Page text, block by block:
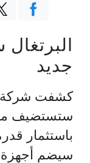
جديد
ستستضيف
سيضم أجهزة